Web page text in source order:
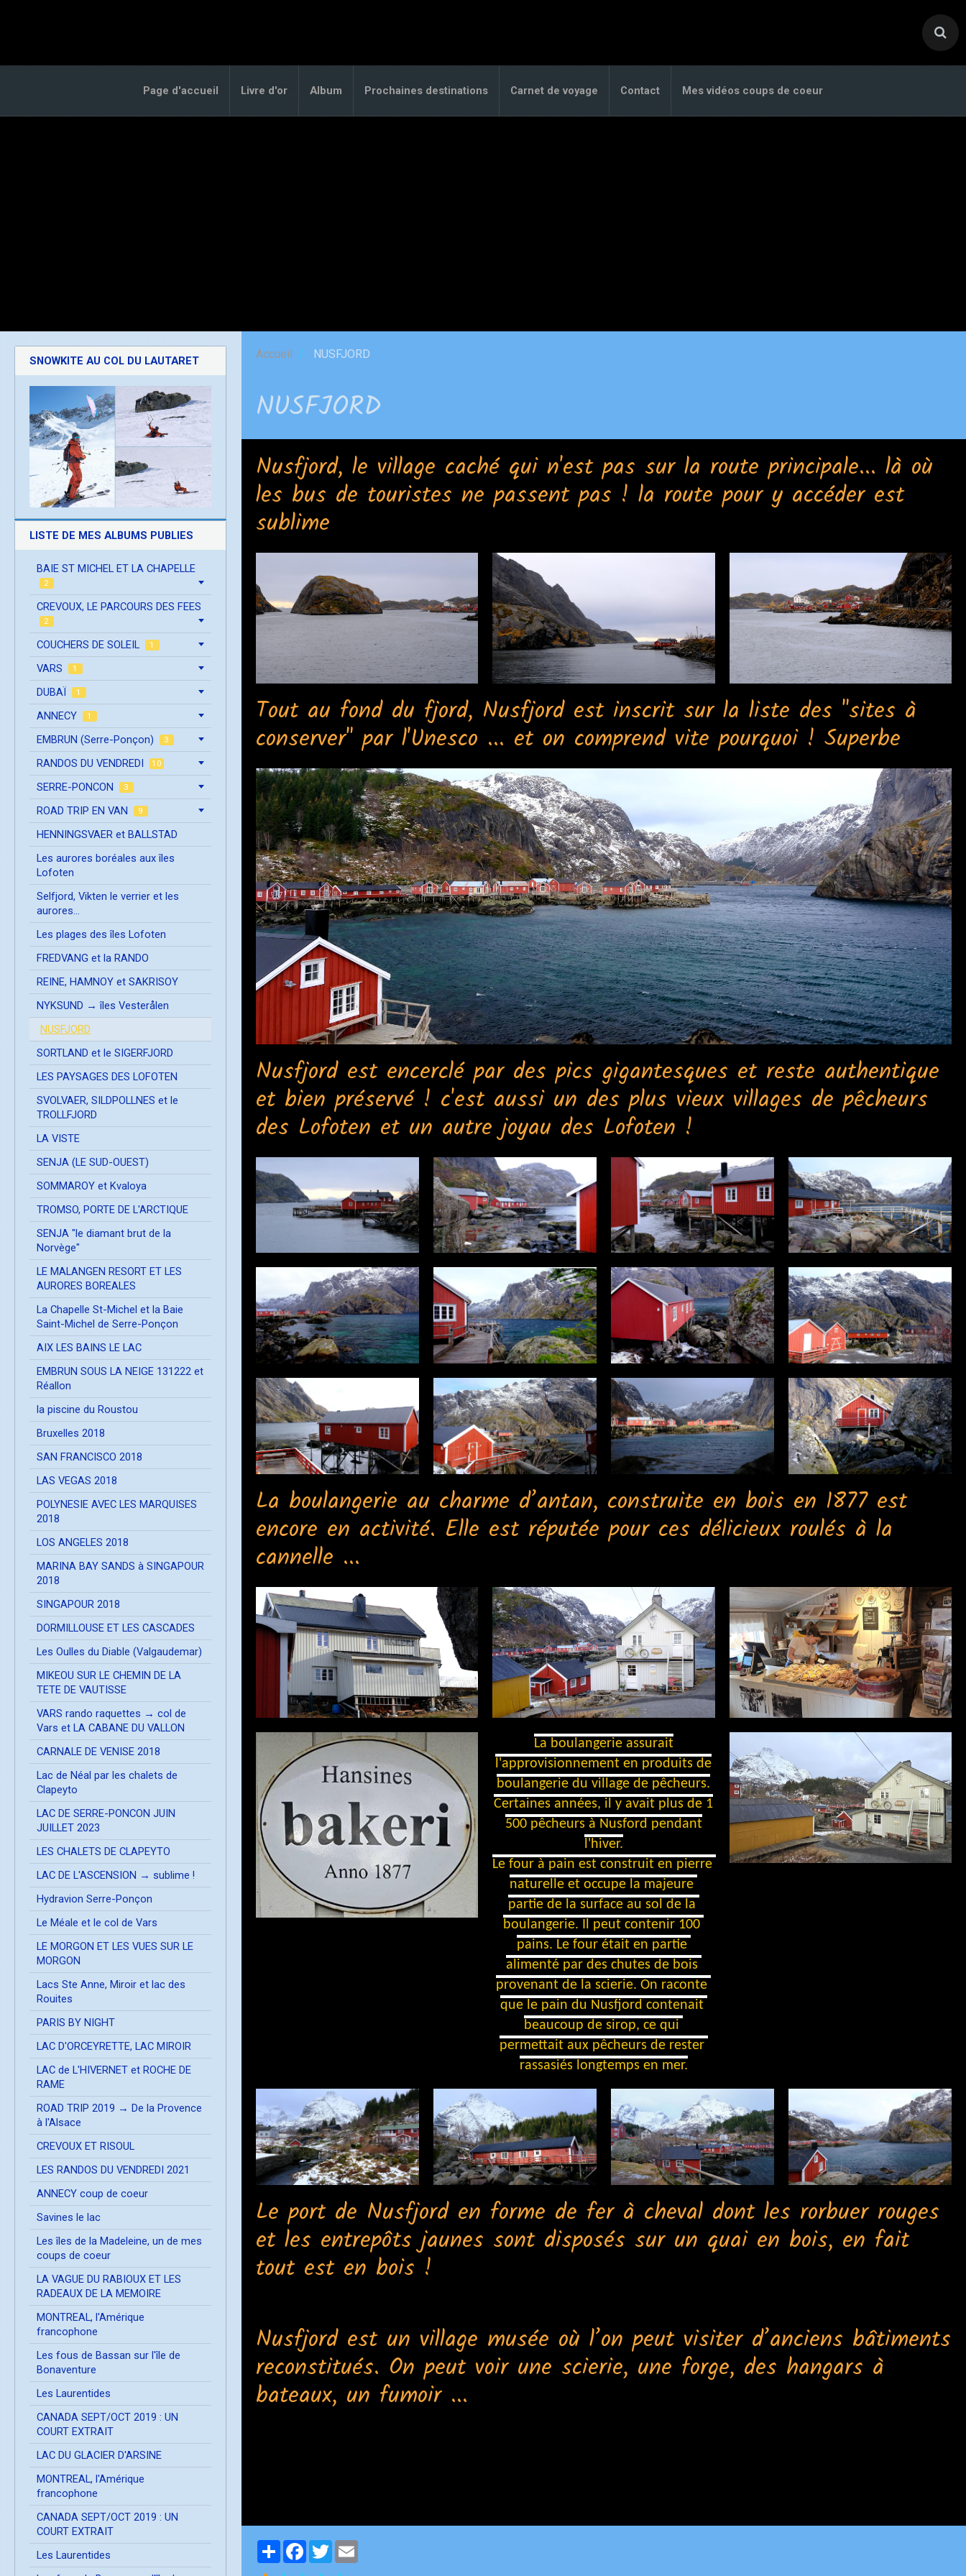
Page d'accueil Livre d'or Album Prochaines destinations Carnet de voyage Contact Mes vidéos coups de coeur
Accueil NUSFJORD
NUSFJORD
Nusfjord, le village caché qui n'est pas sur la route principale... là où
les bus de touristes ne passent pas ! la route pour y accéder est
sublime
Tout au fond du fjord, Nusfjord est inscrit sur la liste des "sites à
conserver" par l'Unesco ... et on comprend vite pourquoi ! Superbe
Nusfjord est encerclé par des pics gigantesques et reste authentique
et bien préservé ! c'est aussi un des plus vieux villages de pêcheurs
des Lofoten et un autre joyau des Lofoten !
La boulangerie au charme d’antan, construite en bois en 1877 est
encore en activité. Elle est réputée pour ces délicieux roulés à la
cannelle ...
La boulangerie assurait
l'approvisionnement en produits de
boulangerie du village de pêcheurs.
Certaines années, il y avait plus de 1
500 pêcheurs à Nusford pendant
l'hiver.
Le four à pain est construit en pierre
naturelle et occupe la majeure
partie de la surface au sol de la
boulangerie. Il peut contenir 100
pains. Le four était en partie
alimenté par des chutes de bois
provenant de la scierie. On raconte
que le pain du Nusfjord contenait
beaucoup de sirop, ce qui
permettait aux pêcheurs de rester
rassasiés longtemps en mer.
Le port de Nusfjord en forme de fer à cheval dont les rorbuer rouges
et les entrepôts jaunes sont disposés sur un quai en bois, en fait
tout est en bois !
Nusfjord est un village musée où l’on peut visiter d’anciens bâtiments
SNOWKITE AU COL DU LAUTARET
LISTE DE MES ALBUMS PUBLIES
BAIE ST MICHEL ET LA CHAPELLE
2
CREVOUX, LE PARCOURS DES FEES
2
COUCHERS DE SOLEIL 1
VARS 1
DUBAÏ 1
ANNECY 1
EMBRUN (Serre-Ponçon) 3
RANDOS DU VENDREDI 10
SERRE-PONCON 3
ROAD TRIP EN VAN 9
HENNINGSVAER et BALLSTAD
Les aurores boréales aux îles
Lofoten
Selfjord, Vikten le verrier et les
aurores...
Les plages des îles Lofoten
FREDVANG et la RANDO
REINE, HAMNOY et SAKRISOY
NYKSUND → îles Vesterålen
NUSFJORD
SORTLAND et le SIGERFJORD
LES PAYSAGES DES LOFOTEN
SVOLVAER, SILDPOLLNES et le
TROLLFJORD
LA VISTE
SENJA (LE SUD-OUEST)
SOMMAROY et Kvaloya
TROMSO, PORTE DE L'ARCTIQUE
SENJA "le diamant brut de la
Norvège"
LE MALANGEN RESORT ET LES
AURORES BOREALES
La Chapelle St-Michel et la Baie
Saint-Michel de Serre-Ponçon
AIX LES BAINS LE LAC
EMBRUN SOUS LA NEIGE 131222 et
Réallon
la piscine du Roustou
Bruxelles 2018
SAN FRANCISCO 2018
LAS VEGAS 2018
POLYNESIE AVEC LES MARQUISES
2018
LOS ANGELES 2018
MARINA BAY SANDS à SINGAPOUR
2018
SINGAPOUR 2018
DORMILLOUSE ET LES CASCADES
Les Oulles du Diable (Valgaudemar)
MIKEOU SUR LE CHEMIN DE LA
TETE DE VAUTISSE
VARS rando raquettes → col de
Vars et LA CABANE DU VALLON
CARNALE DE VENISE 2018
Lac de Néal par les chalets de
Clapeyto
LAC DE SERRE-PONCON JUIN
JUILLET 2023
LES CHALETS DE CLAPEYTO
LAC DE L'ASCENSION → sublime !
Hydravion Serre-Ponçon
Le Méale et le col de Vars
LE MORGON ET LES VUES SUR LE
MORGON
Lacs Ste Anne, Miroir et lac des
Rouites
PARIS BY NIGHT
LAC D'ORCEYRETTE, LAC MIROIR
LAC de L'HIVERNET et ROCHE DE
RAME
ROAD TRIP 2019 → De la Provence
à l'Alsace
CREVOUX ET RISOUL
LES RANDOS DU VENDREDI 2021
ANNECY coup de coeur
Savines le lac
Les îles de la Madeleine, un de mes
coups de coeur
LA VAGUE DU RABIOUX ET LES
RADEAUX DE LA MEMOIRE
MONTREAL, l'Amérique
francophone
Les fous de Bassan sur l'île de
Bonaventure
Les Laurentides
CANADA SEPT/OCT 2019 : UN
COURT EXTRAIT
LAC DU GLACIER D'ARSINE
MONTREAL, l'Amérique
francophone
CANADA SEPT/OCT 2019 : UN
COURT EXTRAIT
Les Laurentides